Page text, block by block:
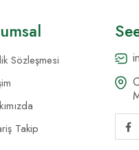
Sözleşmesi
Takip